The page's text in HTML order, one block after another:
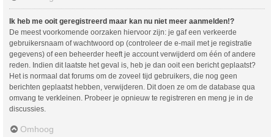
Ik heb me ooit geregistreerd maar kan nu niet meer aanmelden!?
De meest voorkomende oorzaken hiervoor zijn: je gaf een verkeerde
gebruikersnaam of wachtwoord op (controleer de e-mail met je registratie
gegevens) of een beheerder heeft je account verwijderd om één of andere
reden. Indien dit laatste het geval is, heb je dan ooit een bericht geplaatst?
Het is normaal dat forums om de zoveel tijd gebruikers, die nog geen
berichten geplaatst hebben, verwijderen. Dit doen ze om de database qua
omvang te verkleinen. Probeer je opnieuw te registreren en meng je in de
discussies.
Omhoog